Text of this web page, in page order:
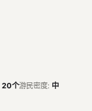
20个游民密度: 中